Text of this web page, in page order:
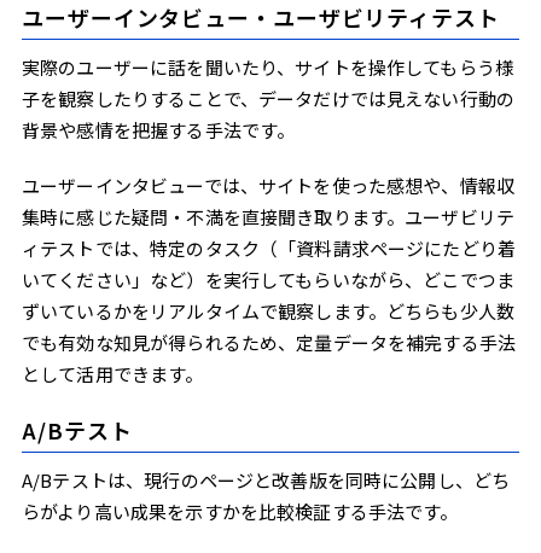
ユーザーインタビュー・ユーザビリティテスト
実際のユーザーに話を聞いたり、サイトを操作してもらう様
子を観察したりすることで、データだけでは見えない行動の
背景や感情を把握する手法です。
ユーザーインタビューでは、サイトを使った感想や、情報収
集時に感じた疑問・不満を直接聞き取ります。ユーザビリテ
ィテストでは、特定のタスク（「資料請求ページにたどり着
いてください」など）を実行してもらいながら、どこでつま
ずいているかをリアルタイムで観察します。どちらも少人数
でも有効な知見が得られるため、定量データを補完する手法
として活用できます。
A/Bテスト
A/Bテストは、現行のページと改善版を同時に公開し、どち
らがより高い成果を示すかを比較検証する手法です。